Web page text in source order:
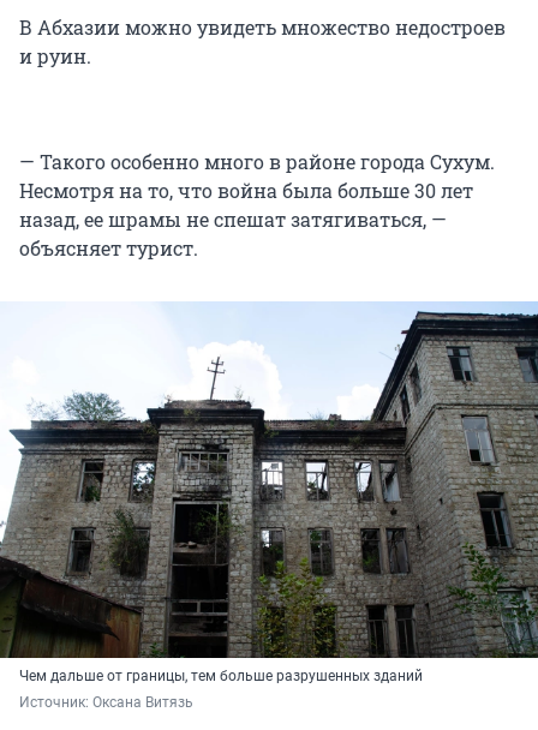
В Абхазии можно увидеть множество недостроев
и руин.
— Такого особенно много в районе города Сухум.
Несмотря на то, что война была больше 30 лет
назад, ее шрамы не спешат затягиваться, —
объясняет турист.
Чем дальше от границы, тем больше разрушенных зданий
Источник: Оксана Витязь